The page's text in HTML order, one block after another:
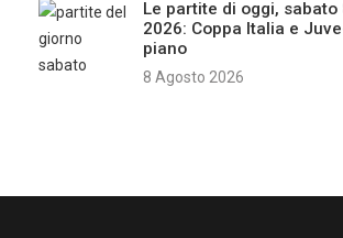
Le partite di oggi, sabato
2026: Coppa Italia e
piano
8 Agosto 2026